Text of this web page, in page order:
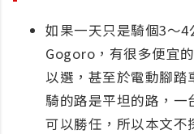
如果一天只是騎個3～
Gogoro，有很多便宜
以選，甚至於電動腳踏
騎的路是平坦的路，
可以勝任，所以本文不